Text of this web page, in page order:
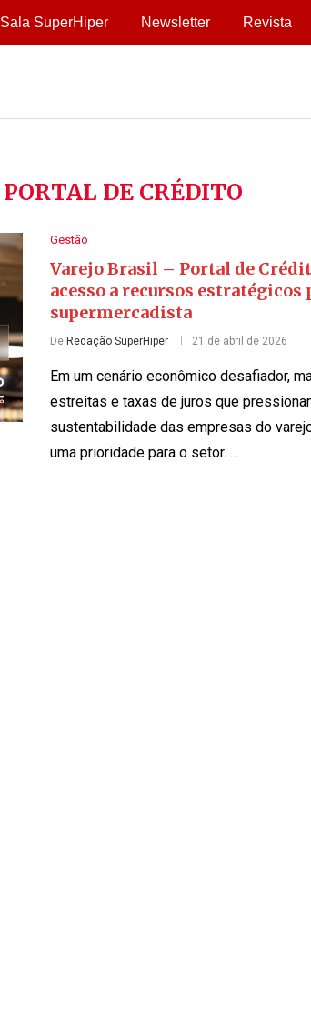
Sala SuperHiper Newsletter Revista
PORTAL DE CRÉDITO
Gestão
Varejo Brasil – Portal de
acesso a recursos estratégicos
supermercadista
De Redação SuperHiper 21 de abril de 2026
Em um cenário econômico desafiador,
estreitas e taxas de juros que
sustentabilidade das empresas do
uma prioridade para o setor. …